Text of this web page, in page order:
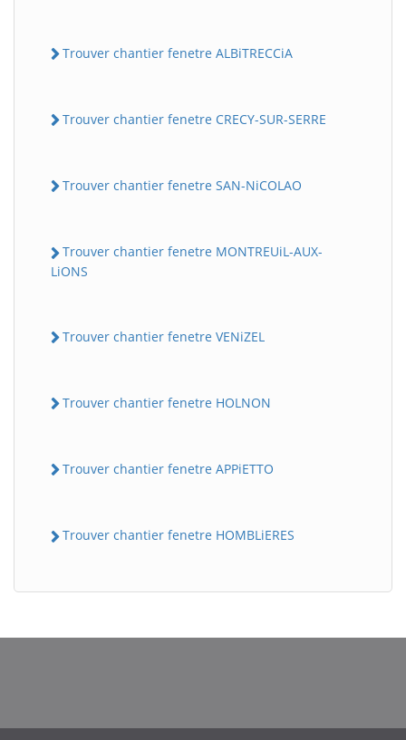
Trouver chantier fenetre ALBiTRECCiA
Trouver chantier fenetre CRECY-SUR-SERRE
Trouver chantier fenetre SAN-NiCOLAO
Trouver chantier fenetre MONTREUiL-AUX-
LiONS
Trouver chantier fenetre VENiZEL
Trouver chantier fenetre HOLNON
Trouver chantier fenetre APPiETTO
Trouver chantier fenetre HOMBLiERES
BatiWebPro